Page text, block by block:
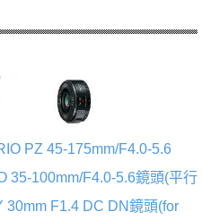
PZ 45-175mm/F4.0-5.6
35-100mm/F4.0-5.6鏡頭(平行
30mm F1.4 DC DN鏡頭(for